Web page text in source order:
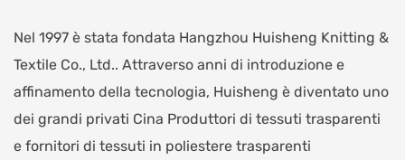
Nel 1997 è stata fondata Hangzhou Huisheng Knitting &
Textile Co., Ltd.. Attraverso anni di introduzione e
affinamento della tecnologia, Huisheng è diventato uno
dei grandi privati Cina Produttori di tessuti trasparenti
e fornitori di tessuti in poliestere trasparenti